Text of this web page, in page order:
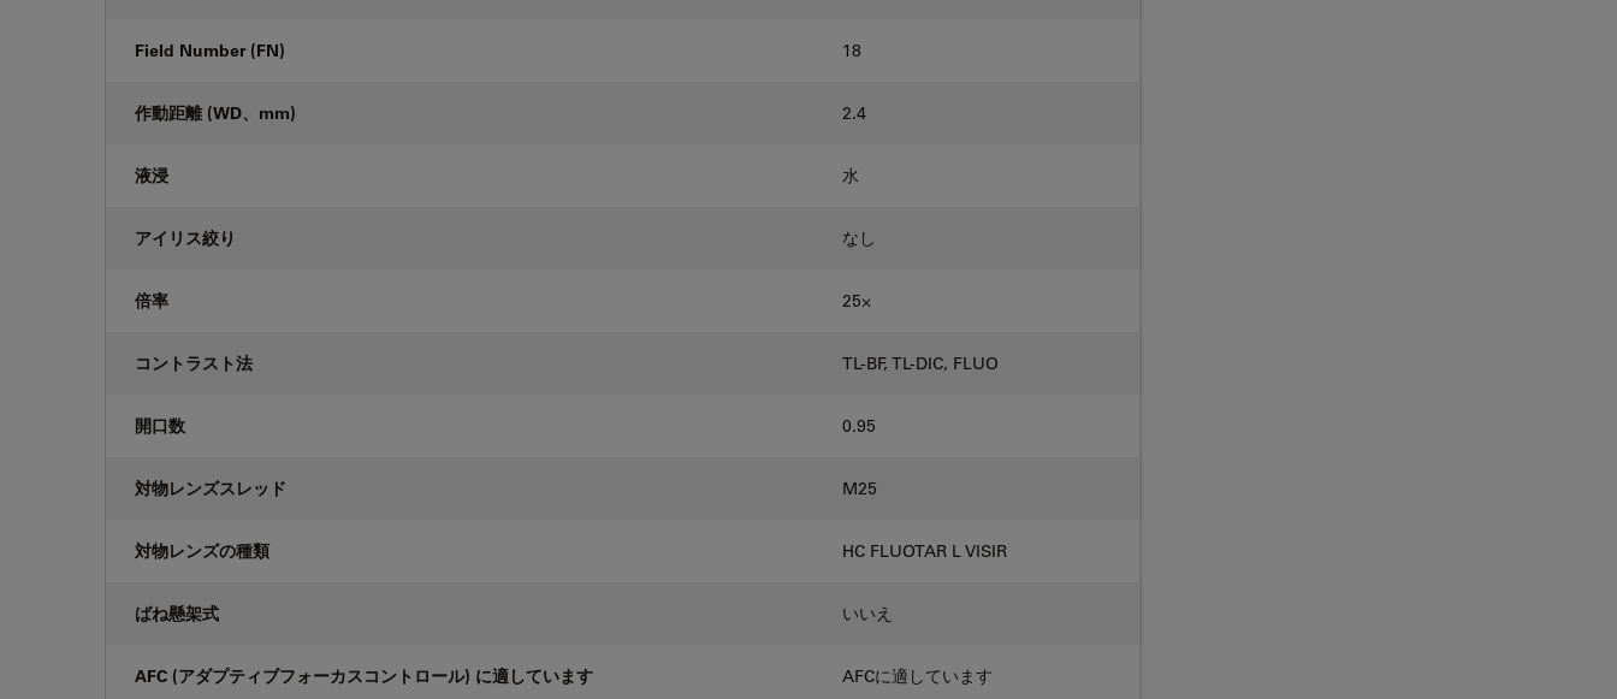
Field Number (FN) 18
作動距離 (WD、mm) 2.4
液浸 水
アイリス絞り なし
倍率 25⨉
コントラスト法 TL-BF, TL-DIC, FLUO
開口数 0.95
対物レンズスレッド M25
対物レンズの種類 HC FLUOTAR L VISIR
ばね懸架式 いいえ
AFC (アダプティブフォーカスコントロール) に適しています AFCに適しています